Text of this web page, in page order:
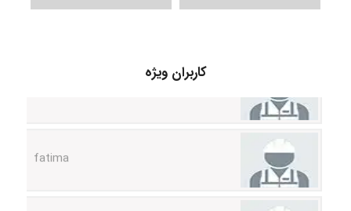
کاربران ویژه